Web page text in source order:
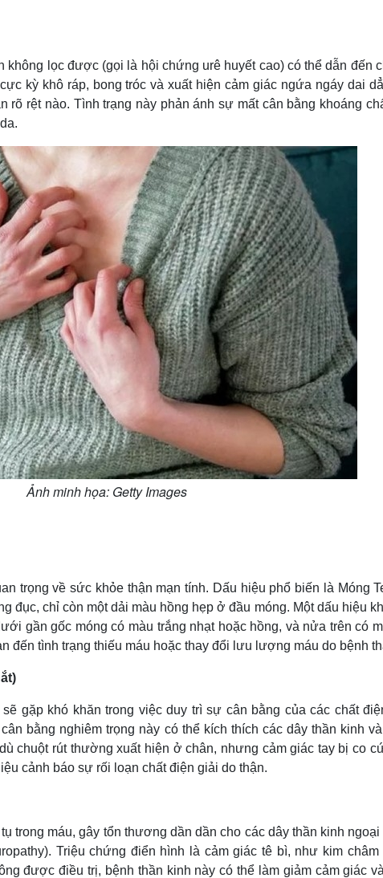
không lọc được (gọi là hội chứng urê huyết cao) có thể dẫn đến
kỳ khô ráp, bong tróc và xuất hiện cảm giác ngứa ngáy dai
rõ rệt nào. Tình trạng này phản ánh sự mất cân bằng khoáng
Ảnh minh họa: Getty Images
trọng về sức khỏe thận mạn tính. Dấu hiệu phổ biến là Móng
đục, chỉ còn một dải màu hồng hẹp ở đầu móng. Một dấu hiệu
gần gốc móng có màu trắng nhạt hoặc hồng, và nửa trên có
đến tình trạng thiếu máu hoặc thay đổi lưu lượng máu do bệnh
gặp khó khăn trong việc duy trì sự cân bằng của các chất
bằng nghiêm trọng này có thể kích thích các dây thần kinh
chuột rút thường xuất hiện ở chân, nhưng cảm giác tay bị co
cảnh báo sự rối loạn chất điện giải do thận.
trong máu, gây tổn thương dần dần cho các dây thần kinh ngoại
Triệu chứng điển hình là cảm giác tê bì, như kim châm
được điều trị, bệnh thần kinh này có thể làm giảm cảm giác